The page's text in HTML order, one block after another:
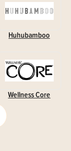
Huhubamboo
Wellness Core